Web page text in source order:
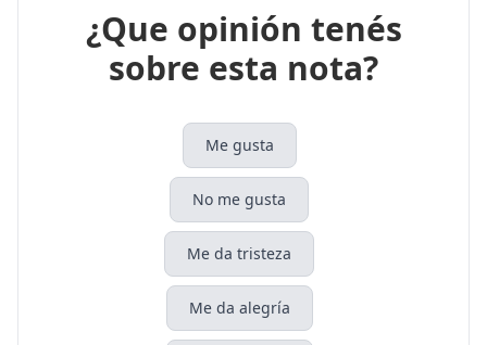
¿Que opinión tenés
sobre esta nota?
Me gusta
No me gusta
Me da tristeza
Me da alegría